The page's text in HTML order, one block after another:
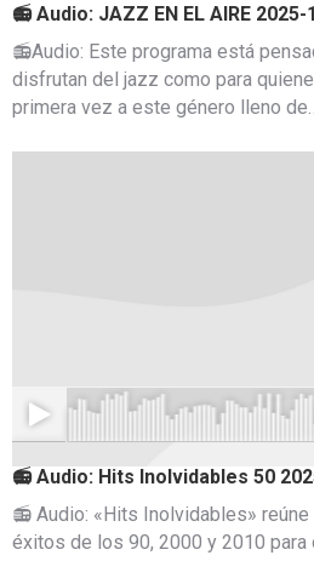
📻 Audio: JAZZ EN EL AIRE 2025-
📻Audio: Este programa está
disfrutan del jazz como para
primera vez a este género lleno de…
📻 Audio: Hits Inolvidables 50
📻 Audio: «Hits Inolvidables»
éxitos de los 90, 2000 y 2010 para